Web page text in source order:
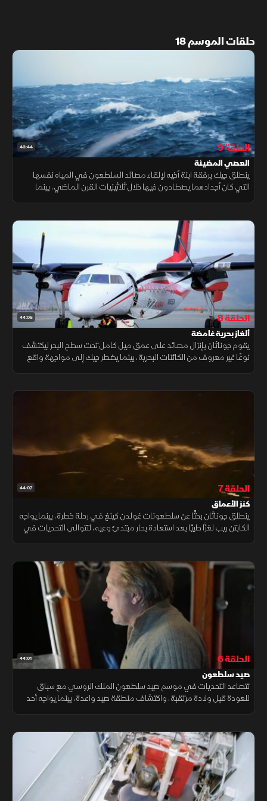
حلقات الموسم 18
43:44 الحلقة 9
العصي المضيئة
ينطلق جيك برفقة ابنة أخيه لإلقاء مصائد السلطعون في المياه نفسها
التي كان أجدادهما يصطادون فيها خلال ثلاثينيات القرن الماضي، بينما
44:05 الحلقة 8
ألغاز بحرية غامضة
يقوم جوناثان بإنزال مصائد على عمق ميل كامل تحت سطح البحر ليكتشف
نوعًا غير معروف من الكائنات البحرية، بينما يضطر جيك إلى مواجهة واقع
44:07 الحلقة 7
كنز الأعماق
ينطلق جوناثان بحثًا عن سلطعونات غولدن كينغ في رحلة خطرة، بينما يواجه
الكابتن ريب لغزًا طبيًا بعد استعادة بحار مبتدئ وعيه، لتتوالى التحديات في
44:01 الحلقة 6
صيد سلطعون
تتصاعد التحديات في موسم صيد سلطعون الملك الروسي مع سباق
للعودة قبل ولادة مرتقبة، واكتشاف منطقة صيد واعدة، بينما يواجه أحد